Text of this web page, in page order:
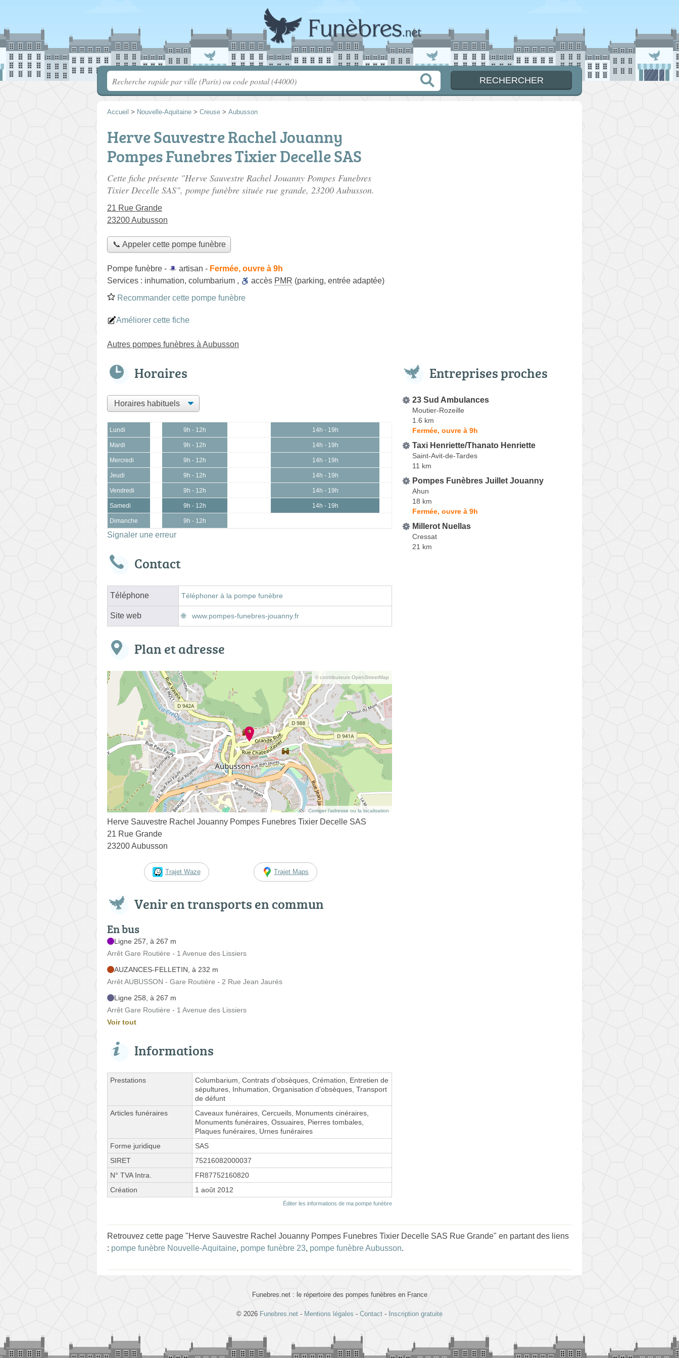
Accueil > Nouvelle-Aquitaine > Creuse > Aubusson
Herve Sauvestre Rachel Jouanny
Pompes Funebres Tixier Decelle SAS
Cette fiche présente "Herve Sauvestre Rachel Jouanny Pompes Funebres
Tixier Decelle SAS", pompe funèbre située rue grande, 23200 Aubusson.
21 Rue Grande
23200 Aubusson
📞 Appeler cette pompe funèbre
Pompe funèbre - artisan - Fermée, ouvre à 9h
Services : inhumation, columbarium , accès PMR (parking, entrée adaptée)
Recommander cette pompe funèbre
Améliorer cette fiche
Autres pompes funèbres à Aubusson
Horaires
Lundi 9h - 12h 14h - 19h
Mardi 9h - 12h 14h - 19h
Mercredi 9h - 12h 14h - 19h
Jeudi 9h - 12h 14h - 19h
Vendredi 9h - 12h 14h - 19h
Samedi 9h - 12h 14h - 19h
Dimanche 9h - 12h
Signaler une erreur
Contact
Téléphone Téléphoner à la pompe funèbre
Site web www.pompes-funebres-jouanny.fr
Plan et adresse
© contributeurs OpenStreetMap
Corriger l’adresse ou la localisation
Herve Sauvestre Rachel Jouanny Pompes Funebres Tixier Decelle SAS
21 Rue Grande
23200 Aubusson
Trajet Waze Trajet Maps
Venir en transports en commun
En bus
Ligne 257, à 267 m
Arrêt Gare Routière - 1 Avenue des Lissiers
AUZANCES-FELLETIN, à 232 m
Arrêt AUBUSSON - Gare Routière - 2 Rue Jean Jaurés
Ligne 258, à 267 m
Arrêt Gare Routière - 1 Avenue des Lissiers
Voir tout
Informations
Prestations
Columbarium, Contrats d'obsèques, Crémation, Entretien de
sépultures, Inhumation, Organisation d'obsèques, Transport
de défunt
Articles funéraires
Caveaux funéraires, Cercueils, Monuments cinéraires,
Monuments funéraires, Ossuaires, Pierres tombales,
Plaques funéraires, Urnes funéraires
Forme juridique
SAS
SIRET
75216082000037
N° TVA Intra.
FR87752160820
Création
1 août 2012
Éditer les informations de ma pompe funèbre
Entreprises proches
23 Sud Ambulances
Moutier-Rozeille
1.6 km
Fermée, ouvre à 9h
Taxi Henriette/Thanato Henriette
Saint-Avit-de-Tardes
11 km
Pompes Funèbres Juillet Jouanny
Ahun
18 km
Fermée, ouvre à 9h
Millerot Nuellas
Cressat
21 km
Retrouvez cette page "Herve Sauvestre Rachel Jouanny Pompes Funebres Tixier Decelle SAS Rue Grande" en partant des liens
: pompe funèbre Nouvelle-Aquitaine, pompe funèbre 23, pompe funèbre Aubusson.
Funebres.net : le répertoire des pompes funèbres en France
© 2026 Funebres.net - Mentions légales - Contact - Inscription gratuite